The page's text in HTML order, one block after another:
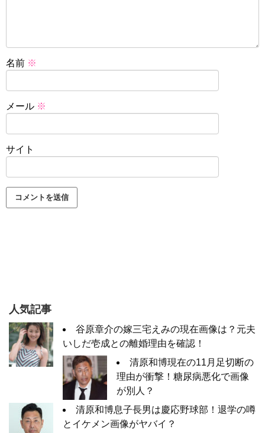
名前 ※
メール ※
サイト
人気記事
谷原章介の嫁三宅えみの現在画像は？元夫
いしだ壱成との離婚理由を確認！
清原和博現在の11月足切断の
理由が衝撃！糖尿病悪化で画像
が別人？
清原和博息子長男は慶応野球部！退学の噂
とイケメン画像がヤバイ？